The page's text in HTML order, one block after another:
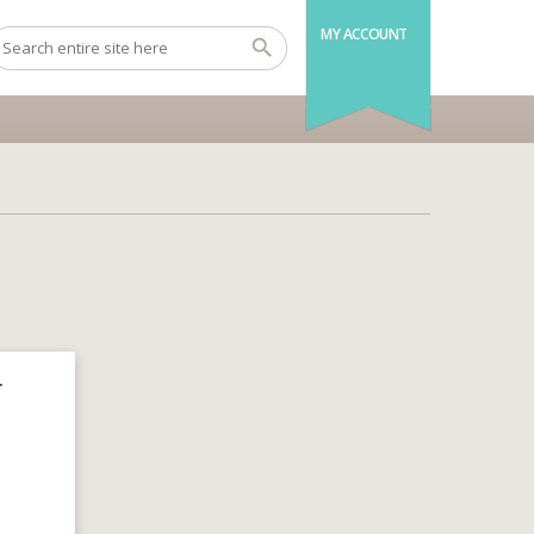
MY ACCOUNT